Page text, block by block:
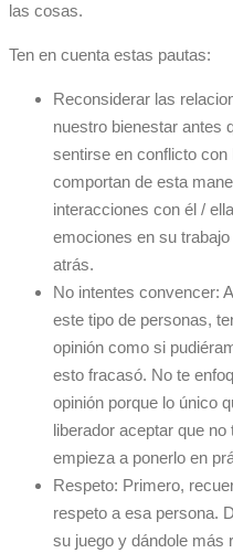
las cosas.
Ten en cuenta estas pautas:
Reconsiderar las
nuestro bienestar antes
sentirse en conflicto
comportan de esta
interacciones con él /
emociones en su
atrás.
No intentes convencer:
este tipo de personas,
opinión como si
esto fracasó. No te
opinión porque lo único
liberador aceptar que
empieza a ponerlo en
Respeto: Primero,
respeto a esa persona.
su juego y dándole más